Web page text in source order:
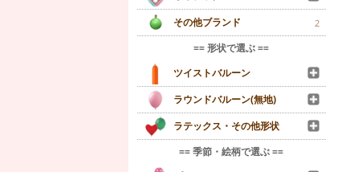
その他ブランド
2
== 形状で選ぶ ==
ツイストバルーン
ラウンドバルーン(無地)
ラテックス・その他形状
== 季節・絵柄で選ぶ ==